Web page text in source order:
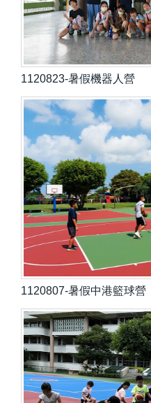
1120823-暑假機器人營
1120807-暑假中港籃球營